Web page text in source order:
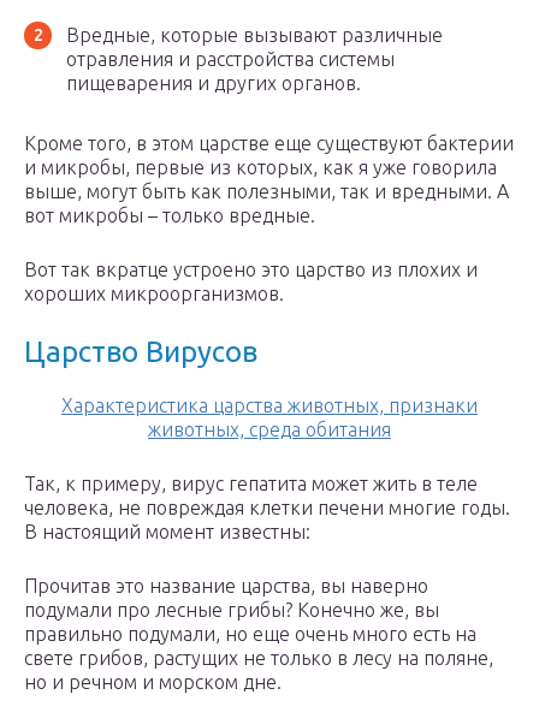
Вредные, которые вызывают различные
отравления и расстройства системы
пищеварения и других органов.
Кроме того, в этом царстве еще существуют бактерии
и микробы, первые из которых, как я уже говорила
выше, могут быть как полезными, так и вредными. А
вот микробы – только вредные.
Вот так вкратце устроено это царство из плохих и
хороших микроорганизмов.
Царство Вирусов
Характеристика царства животных, признаки
животных, среда обитания
Так, к примеру, вирус гепатита может жить в теле
человека, не повреждая клетки печени многие годы.
В настоящий момент известны:
Прочитав это название царства, вы наверно
подумали про лесные грибы? Конечно же, вы
правильно подумали, но еще очень много есть на
свете грибов, растущих не только в лесу на поляне,
но и речном и морском дне.